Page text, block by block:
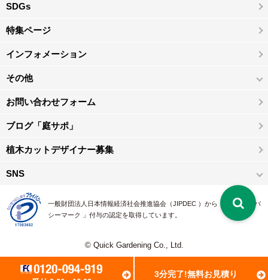
3分完了!無料お見積り
SDGs
特集ページ
インフォメーション
その他
お問い合わせフォーム
ブログ「庭サポ」
植木カットデザイナー募集
SNS
一般財団法人日本情報経済社会推進協会（JIPDEC ）から 、「 プライバ
シーマーク 」付与の認定を取得しています。
© Quick Gardening Co., Ltd.